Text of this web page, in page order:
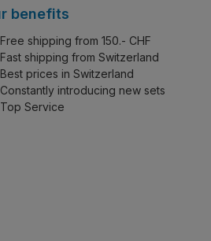
benefits
Free shipping from 150.- CHF
Fast shipping from Switzerland
Best prices in Switzerland
Constantly introducing new sets
Top Service